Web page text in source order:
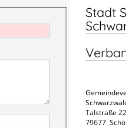
Stadt
Talstraße 22
79677